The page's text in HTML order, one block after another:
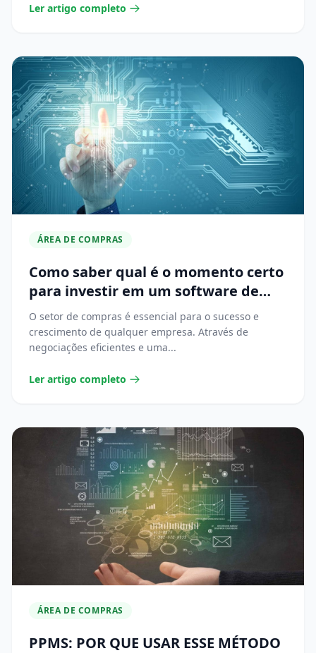
Ler artigo completo
ÁREA DE COMPRAS
Como saber qual é o momento certo
para investir em um software de
compras?
O setor de compras é essencial para o sucesso e
crescimento de qualquer empresa. Através de
negociações eficientes e uma...
Ler artigo completo
ÁREA DE COMPRAS
PPMS: POR QUE USAR ESSE MÉTODO